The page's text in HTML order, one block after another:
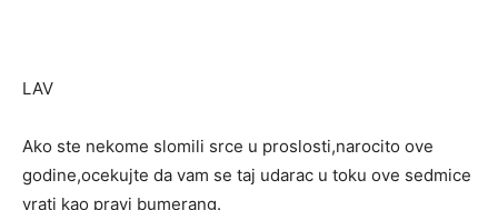
LAV
Ako ste nekome slomili srce u proslosti,narocito ove
godine,ocekujte da vam se taj udarac u toku ove sedmice
vrati kao pravi bumerang.